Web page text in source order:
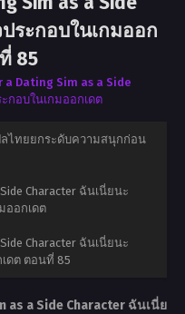
ระกอบในเกมออก
85
a Dating Sim as a Side
กอบในเกมออกเดต
ลไทยยกระดับความสนุกก่อน
Character ฉันเนี่ยนะ
ออกเดต
Character ฉันเนี่ยนะ
ดต ตอนที่ 85
as a Side Character ฉันเนี่ย